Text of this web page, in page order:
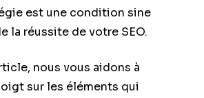
est une condition sine
la réussite de votre SEO.
nous vous aidons à
sur les éléments qui